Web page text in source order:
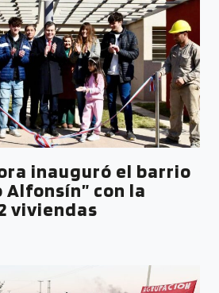
inauguró el barrio
Alfonsín” con la
viviendas